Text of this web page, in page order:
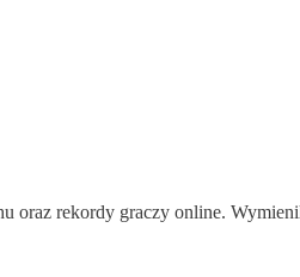
oraz rekordy graczy online.